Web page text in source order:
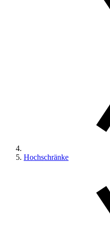
Hochschränke